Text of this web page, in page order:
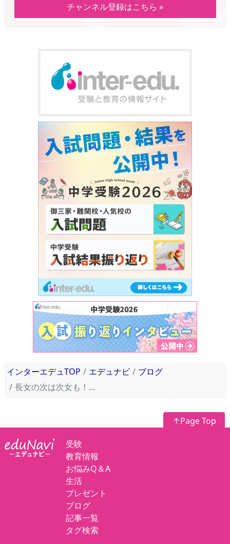
チャンネル登録はこちら »
インターエデュTOP エデュナビ
ブログ
長女の次は次女も！2回目の中学受験に挑む親子の決意【S-II vol.7】
↑Page Top
受験
教育情報
お悩みQ＆A
生活
プレゼント
ブログ
記事一覧
タグ検索